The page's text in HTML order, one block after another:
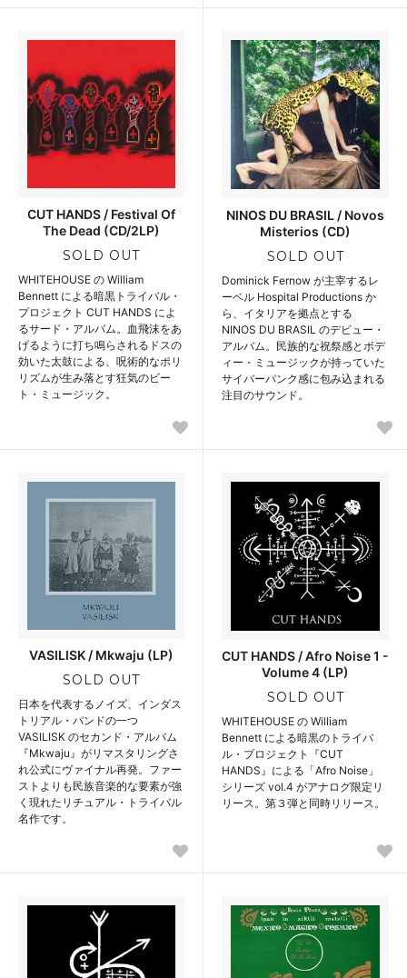
CUT HANDS / Festival Of
The Dead (CD/2LP)
SOLD OUT
WHITEHOUSE の William
Bennett による暗黒トライバル・
プロジェクト CUT HANDS によ
るサード・アルバム。血飛沫をあ
げるように打ち鳴らされるドスの
効いた太鼓による、呪術的なポリ
リズムが生み落とす狂気のビー
ト・ミュージック。
NINOS DU BRASIL / Novos
Misterios (CD)
SOLD OUT
Dominick Fernow が主宰するレ
ーベル Hospital Productions か
ら、イタリアを拠点とする
NINOS DU BRASIL のデビュー・
アルバム。民族的な祝祭感とボデ
ィー・ミュージックが持っていた
サイバーパンク感に包み込まれる
注目のサウンド。
VASILISK / Mkwaju (LP)
SOLD OUT
日本を代表するノイズ、インダス
トリアル・バンドの一つ
VASILISK のセカンド・アルバム
『Mkwaju』がリマスタリングさ
れ公式にヴァイナル再発。ファー
ストよりも民族音楽的な要素が強
く現れたリチュアル・トライバル
名作です。
CUT HANDS / Afro Noise 1 -
Volume 4 (LP)
SOLD OUT
WHITEHOUSE の William
Bennett による暗黒のトライバ
ル・プロジェクト『CUT
HANDS』による「Afro Noise」
シリーズ vol.4 がアナログ限定リ
リース。第３弾と同時リリース。